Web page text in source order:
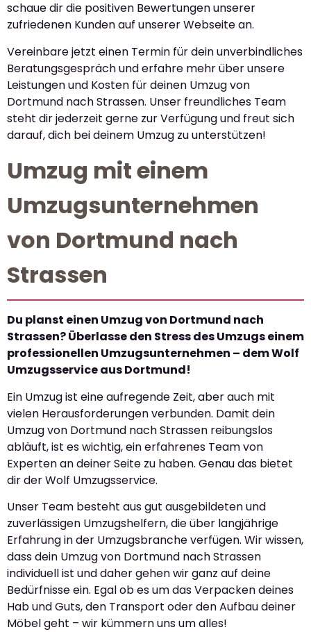
schaue dir die positiven Bewertungen unserer
zufriedenen Kunden auf unserer Webseite an.
Vereinbare jetzt einen Termin für dein unverbindliches
Beratungsgespräch und erfahre mehr über unsere
Leistungen und Kosten für deinen Umzug von
Dortmund nach Strassen. Unser freundliches Team
steht dir jederzeit gerne zur Verfügung und freut sich
darauf, dich bei deinem Umzug zu unterstützen!
Umzug mit einem
Umzugsunternehmen
von Dortmund nach
Strassen
Du planst einen Umzug von Dortmund nach
Strassen? Überlasse den Stress des Umzugs einem
professionellen Umzugsunternehmen – dem Wolf
Umzugsservice aus Dortmund!
Ein Umzug ist eine aufregende Zeit, aber auch mit
vielen Herausforderungen verbunden. Damit dein
Umzug von Dortmund nach Strassen reibungslos
abläuft, ist es wichtig, ein erfahrenes Team von
Experten an deiner Seite zu haben. Genau das bietet
dir der Wolf Umzugsservice.
Unser Team besteht aus gut ausgebildeten und
zuverlässigen Umzugshelfern, die über langjährige
Erfahrung in der Umzugsbranche verfügen. Wir wissen,
dass dein Umzug von Dortmund nach Strassen
individuell ist und daher gehen wir ganz auf deine
Bedürfnisse ein. Egal ob es um das Verpacken deines
Hab und Guts, den Transport oder den Aufbau deiner
Möbel geht – wir kümmern uns um alles!